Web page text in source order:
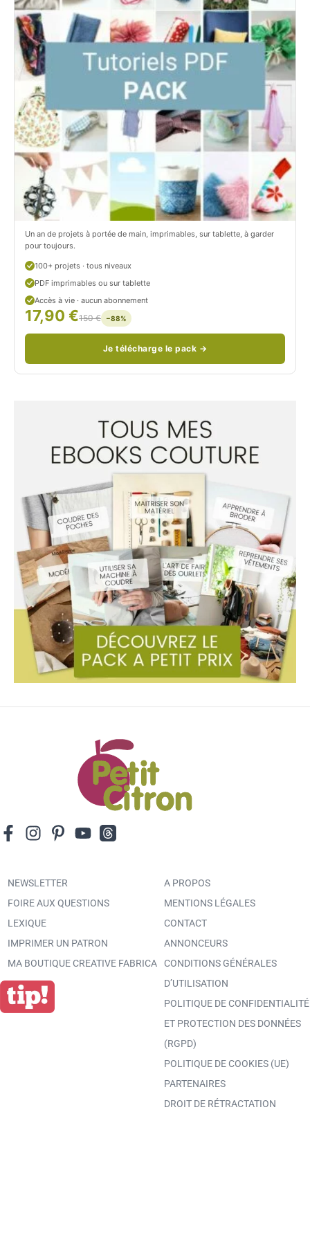
i
t
C
t
r
o
n
/
t
i
i
t
r
o
n
u
d
/
Un an de projets à portée de main, imprimables, sur tablette, à garder
pour toujours.
100+ projets · tous niveaux
PDF imprimables ou sur tablette
Accès à vie · aucun abonnement
17,90 €150 € −88%
Je télécharge le pack →
NEWSLETTER
FOIRE AUX QUESTIONS
LEXIQUE
IMPRIMER UN PATRON
MA BOUTIQUE CREATIVE FABRICA
A PROPOS
MENTIONS LÉGALES
CONTACT
ANNONCEURS
CONDITIONS GÉNÉRALES
D’UTILISATION
POLITIQUE DE CONFIDENTIALITÉ
ET PROTECTION DES DONNÉES
(RGPD)
POLITIQUE DE COOKIES (UE)
PARTENAIRES
DROIT DE RÉTRACTATION